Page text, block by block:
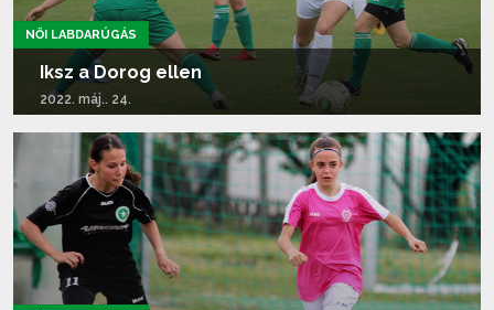
NŐI LABDARÚGÁS
Iksz a Dorog ellen
2022. máj.. 24.
Tovább olvasom...